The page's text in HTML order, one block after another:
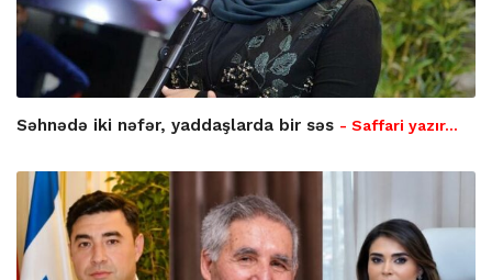
Səhnədə iki nəfər, yaddaşlarda bir səs - Saffari yazır…